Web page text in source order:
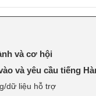
và cơ hội
và yêu cầu tiếng
dữ liệu hỗ trợ